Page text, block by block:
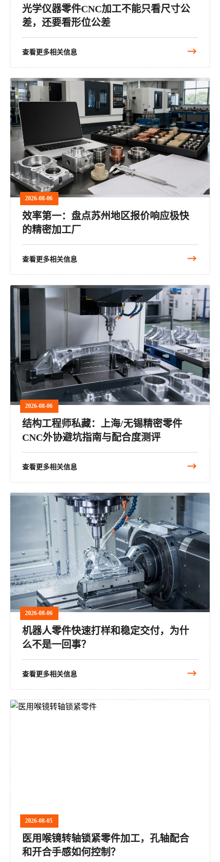
光学仪器零件CNC加工不能只看尺寸公
差，还要看形位公差
查看更多相关信息
2026-08-06
效率第一：盘点苏州地区报价响应极快
的精密加工厂
查看更多相关信息
2026-08-06
结构工程师私藏：上海/无锡精密零件
CNC外协避坑指南与配合度测评
查看更多相关信息
2026-08-06
机器人零件快速打样和稳定交付，为什
么不是一回事？
查看更多相关信息
2026-08-05
医用喉镜转轴锁紧零件加工，孔轴配合
和开合手感如何控制？